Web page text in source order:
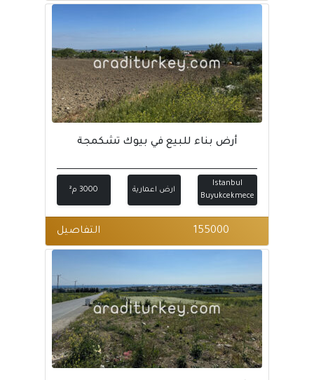
أرض بناء للبيع في بيوك تشكمجة
Istanbul
Buyukcekmece
ارض اعمارية 3000 م²
155000 التفاصيل